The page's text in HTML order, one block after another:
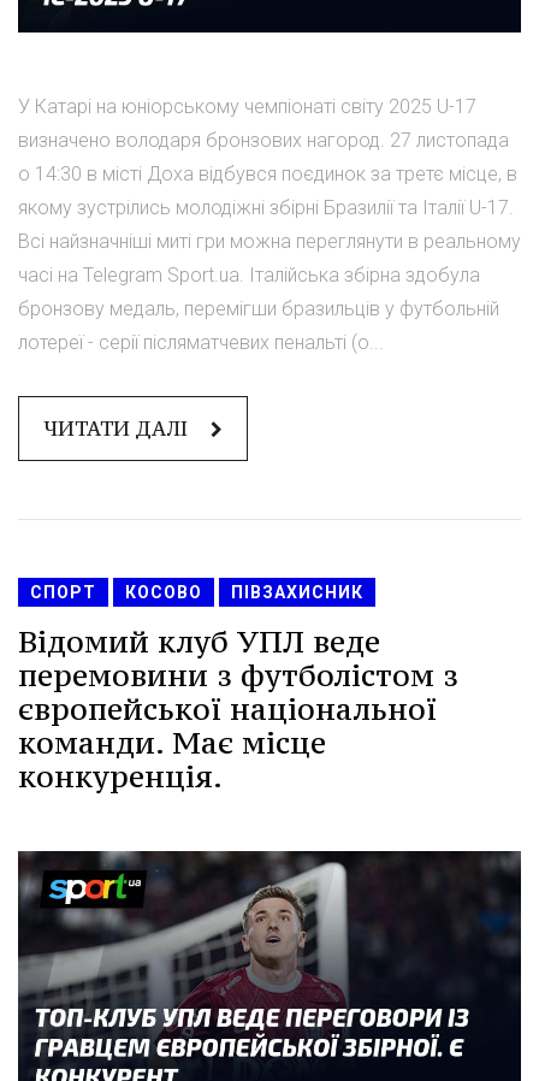
У Катарі на юніорському чемпіонаті світу 2025 U-17
визначено володаря бронзових нагород. 27 листопада
о 14:30 в місті Доха відбувся поєдинок за третє місце, в
якому зустрілись молодіжні збірні Бразилії та Італії U-17.
Всі найзначніші миті гри можна переглянути в реальному
часі на Telegram Sport.ua. Італійська збірна здобула
бронзову медаль, перемігши бразильців у футбольній
лотереї - серії післяматчевих пенальті (о...
ЧИТАТИ ДАЛІ
СПОРТ КОСОВО ПІВЗАХИСНИК
Відомий клуб УПЛ веде
перемовини з футболістом з
європейської національної
команди. Має місце
конкуренція.